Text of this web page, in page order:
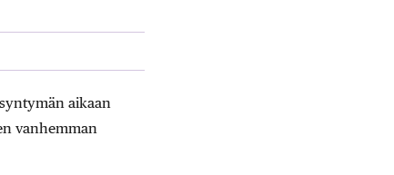
aikaan
vanhemman